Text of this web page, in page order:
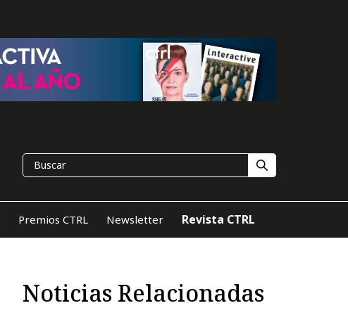
Premios CTRL Newsletter Revista CTRL
Noticias Relacionadas